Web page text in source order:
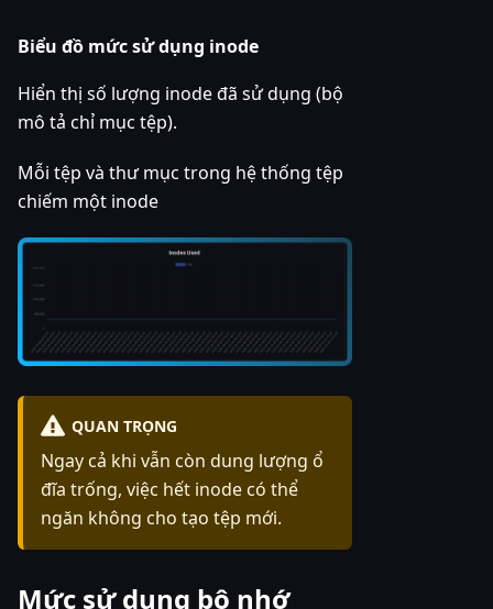
Biểu đồ mức sử dụng inode
Hiển thị số lượng inode đã sử dụng (bộ
mô tả chỉ mục tệp).
Mỗi tệp và thư mục trong hệ thống tệp
chiếm một inode
QUAN TRỌNG
Ngay cả khi vẫn còn dung lượng ổ
đĩa trống, việc hết inode có thể
ngăn không cho tạo tệp mới.
Mức sử dụng bộ nhớ